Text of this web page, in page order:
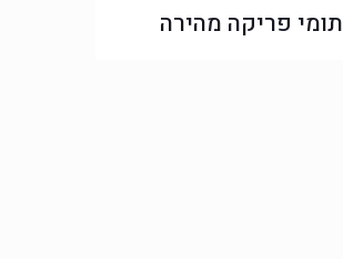
פריקה מהירה